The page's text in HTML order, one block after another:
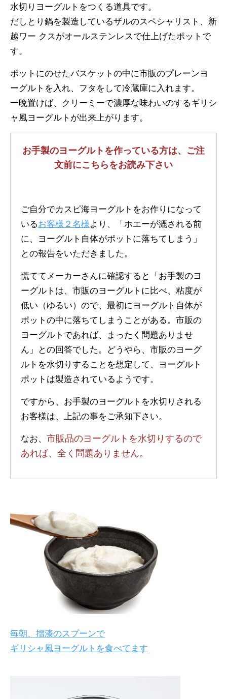
水切りヨーグルトをつくる道具です。
だしとり鍋を製造しているザルのスペシャリスト、新
越ワー クスがオールステンレスで仕上げたポットで
す。
ポットにのせたバスケットの中に市販のプレーンヨ
ーグルトを入れ、フタをして冷蔵庫に入れます。
一晩置けば、クリーミーで濃厚な味わいのするギリシ
ャ風ヨーグルトが出来上がります。
お手製のヨーグルトを作っている方は、ご注
文前にこちらをお読み下さい
ご自分でカスピ海ヨーグルトをお作りになって
いるお客様２名様より、「ホエーが漉される前
に、ヨーグルト自体がポットに落ちてしまう」
との報告をいただきました。
慌ててメーカーさんに確認すると「お手製のヨ
ーグルトは、市販のヨーグルトに比べ、粘度が
低い（ゆるい）ので、最初にヨーグルト自体が
ポットの中に落ちてしまうことがある。市販の
ヨーグルトであれば、まったく問題ありませ
ん」との回答でした。どうやら、市販のヨーグ
ルトを水切りすることを想定して、ヨーグルト
ポットは製造されているようです。
ですから、お手製のヨーグルトを水切りされる
お客様は、上記の事をご承知下さい。
なお、 市販品のヨーグルトを水切りするので
あれば、全く問題ありません。
毎朝、摺漆のスプーンで
ギリシャ風ヨーグルトを食べてます